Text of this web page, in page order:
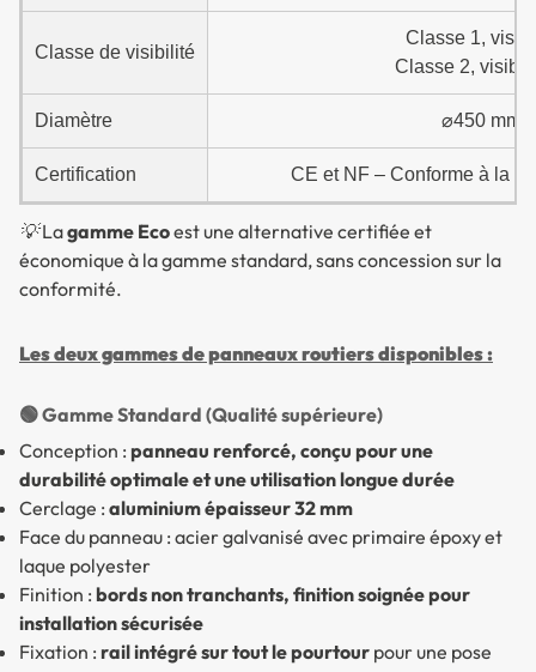
Classe de visibilité
Classe 1,
Classe 2,
Diamètre ⌀450 mm,
Certification CE et NF – Conforme à la
💡 Lagamme Ecoest une alternative certifiée et
économique à la gamme standard, sans concession sur la
conformité.
Les deux gammes de panneaux routiers disponibles :
🟢 Gamme Standard (Qualité supérieure)
Conception : panneau renforcé, conçu pour une
durabilité optimale et une utilisation longue durée
Cerclage : aluminium épaisseur 32 mm
Face du panneau : acier galvanisé avec primaire époxy et
laque polyester
Finition : bords non tranchants, finition soignée pour
installation sécurisée
Fixation : rail intégré sur tout le pourtour pour une pose